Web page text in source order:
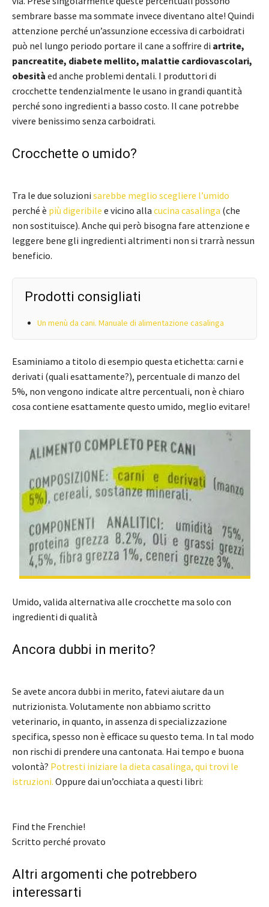
sembrare basse ma sommate invece diventano alte! Quindi
attenzione perché un’assunzione eccessiva di carboidrati
può nel lungo periodo portare il cane a soffrire di artrite,
pancreatite, diabete mellito, malattie cardiovascolari,
obesità ed anche problemi dentali. I produttori di
crocchette tendenzialmente le usano in grandi quantità
perché sono ingredienti a basso costo. Il cane potrebbe
vivere benissimo senza carboidrati.
Crocchette o umido?
Tra le due soluzioni sarebbe meglio scegliere l’umido
perché è più digeribile e vicino alla cucina casalinga (che
non sostituisce). Anche qui però bisogna fare attenzione e
leggere bene gli ingredienti altrimenti non si trarrà nessun
beneficio.
Prodotti consigliati
Un menù da cani. Manuale di alimentazione casalinga
Esaminiamo a titolo di esempio questa etichetta: carni e
derivati (quali esattamente?), percentuale di manzo del
5%, non vengono indicate altre percentuali, non è chiaro
cosa contiene esattamente questo umido, meglio evitare!
Umido, valida alternativa alle crocchette ma solo con
ingredienti di qualità
Ancora dubbi in merito?
Se avete ancora dubbi in merito, fatevi aiutare da un
nutrizionista. Volutamente non abbiamo scritto
veterinario, in quanto, in assenza di specializzazione
specifica, spesso non è efficace su questo tema. In tal modo
non rischi di prendere una cantonata. Hai tempo e buona
volontà? Potresti iniziare la dieta casalinga, qui trovi le
istruzioni. Oppure dai un’occhiata a questi libri:
Find the Frenchie!
Scritto perché provato
Altri argomenti che potrebbero
interessarti